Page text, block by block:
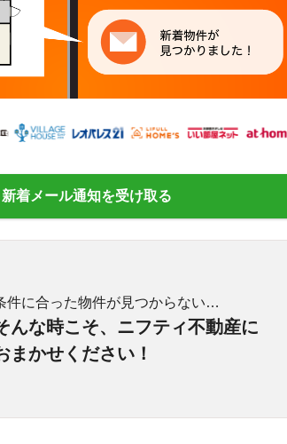
新着メール通知を受け取る
件に合った物件が見つからない…
んな時こそ、ニフティ不動産に
まかせください！